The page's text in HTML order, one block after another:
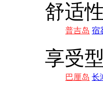
舒适性
普吉岛 宿
享受型
巴厘岛 长